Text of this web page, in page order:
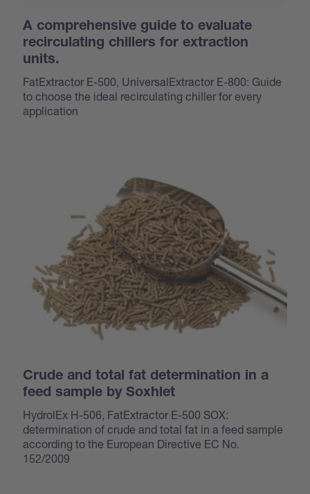
A comprehensive guide to evaluate
recirculating chillers for extraction
units.
FatExtractor E-500, UniversalExtractor E-800: Guide
to choose the ideal recirculating chiller for every
application
Crude and total fat determination in a
feed sample by Soxhlet
HydrolEx H-506, FatExtractor E-500 SOX:
determination of crude and total fat in a feed sample
according to the European Directive EC No.
152/2009